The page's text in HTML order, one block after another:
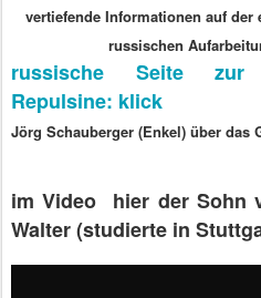
vertiefende Informationen auf
russischen
russische Seite zur
Repulsine: klick
Jörg Schauberger (Enkel) über das
im Video hier der Sohn
Walter (studierte in